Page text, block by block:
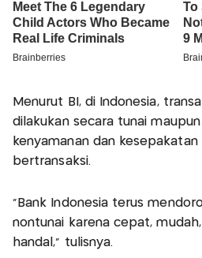
Menurut BI, di Indonesia,
dilakukan secara tunai
kenyamanan dan
bertransaksi.
"Bank Indonesia terus
nontunai karena cepat,
handal," tulisnya.